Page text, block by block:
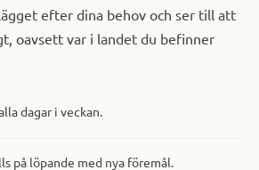
efter dina behov och ser till att
oavsett var i landet du befinner
dagar i veckan.
på löpande med nya föremål.